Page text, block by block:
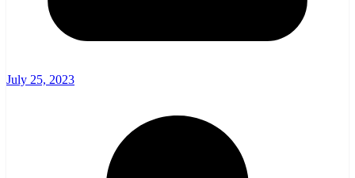
July 25, 2023